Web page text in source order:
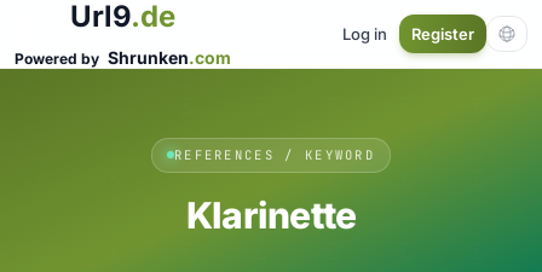
Url9.de
Powered by Shrunken.com
Log in Register
REFERENCES / KEYWORD
Klarinette